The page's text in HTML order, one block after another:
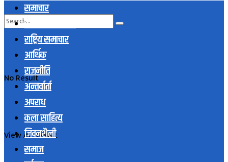
No Result
View All Result
समाचार
स्थानिय समाचार
राष्ट्रिय समाचार
आर्थिक
राजनीति
अन्तर्वार्ता
अपराध
कला साहित्य
जिवनशैली
समाज